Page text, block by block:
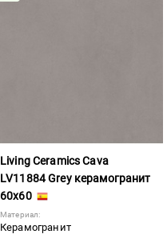
Living Ceramics Cava
LV11884 Grey керамогранит
60x60
Материал:
Керамогранит